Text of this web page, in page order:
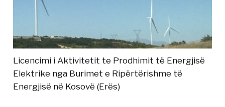
Licencimi i Aktivitetit te Prodhimit të Energjisë
Elektrike nga Burimet e Ripërtërishme të
Energjisë në Kosovë (Erës)